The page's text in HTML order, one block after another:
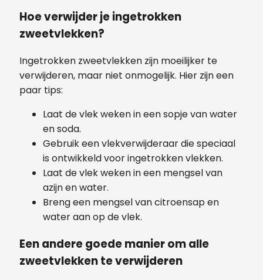
Hoe verwijder je ingetrokken
zweetvlekken?
Ingetrokken zweetvlekken zijn moeilijker te
verwijderen, maar niet onmogelijk. Hier zijn een
paar tips:
Laat de vlek weken in een sopje van water
en soda.
Gebruik een vlekverwijderaar die speciaal
is ontwikkeld voor ingetrokken vlekken.
Laat de vlek weken in een mengsel van
azijn en water.
Breng een mengsel van citroensap en
water aan op de vlek.
Een andere goede manier om alle
zweetvlekken te verwijderen